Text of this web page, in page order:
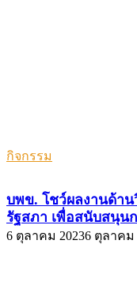
กิจกรรม
บพข. โชว์ผลงานด้า
รัฐสภา เพื่อสนับสนุน
6 ตุลาคม 20236 ตุลาคม